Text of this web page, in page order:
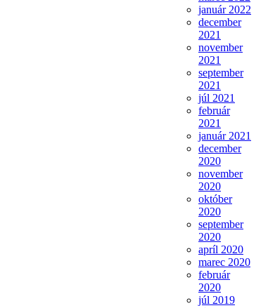
január 2022
december
2021
november
2021
september
2021
júl 2021
február
2021
január 2021
december
2020
november
2020
október
2020
september
2020
apríl 2020
marec 2020
február
2020
júl 2019